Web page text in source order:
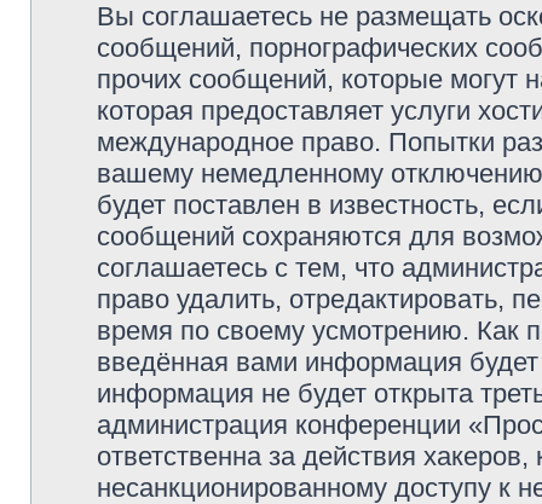
Вы соглашаетесь не размещать
сообщений, порнографических
прочих сообщений, которые могут
которая предоставляет услуги
международное право. Попытки
вашему немедленному
будет поставлен в известность,
сообщений сохраняются для
соглашаетесь с тем, что
право удалить, отредактировать,
время по своему усмотрению. Как
введённая вами информация
информация не будет открыта
администрация конференции
ответственна за действия
несанкционированному доступу к